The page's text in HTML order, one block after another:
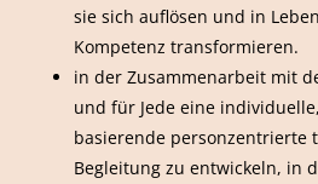
sie sich auflösen und in
Kompetenz transformieren.
in der Zusammenarbeit mit
und für Jede eine
basierende personzentrierte
Begleitung zu entwickeln, in